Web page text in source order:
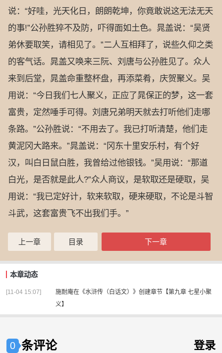
说：“好哇，光天化日，朗朗乾坤，你竟敢说这无法无天
的事!”公孙胜猝不及防，吓得面如土色。晁盖说：“吴贤
弟休要取笑，请相见了。”二人互相拜了，说些久仰之类
的客气话。晁盖又唤来三阮、刘唐与公孙胜见了。众人
来到后堂，晁盖命重整杯盘，再添菜肴，庆贺聚义。吴
用说：“今日我们七人聚义，正应了晁保正的梦，这一套
富贵，定然唾手可得。刘唐兄弟明天就去打听他们走哪
条路。”公孙胜说：“不用去了。我已打听清楚，他们走
黄泥冈大路来。”晁盖说：“冈东十里安乐村，有个好
汉，叫白日鼠白胜，我曾给过他银钱。”吴用说：“那道
白光，是否就是此人?”众人商议，是软取还是硬取，吴
用说：“我已定好计，软来软取，硬来硬取，不论是斗智
斗武，这套富贵飞不出我们手。”
上一章 目录 下一章
本章动态
[11-04 15:07] 施耐庵在 《水浒传（白话文）》 创建章节 【第九章 七星小聚
义】
0 条评论 登录